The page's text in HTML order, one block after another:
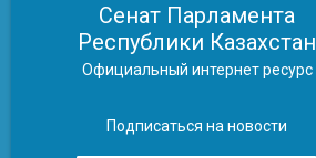
Сенат Парламента
Республики Казахстан
Официальный интернет ресурс
Подписаться на новости